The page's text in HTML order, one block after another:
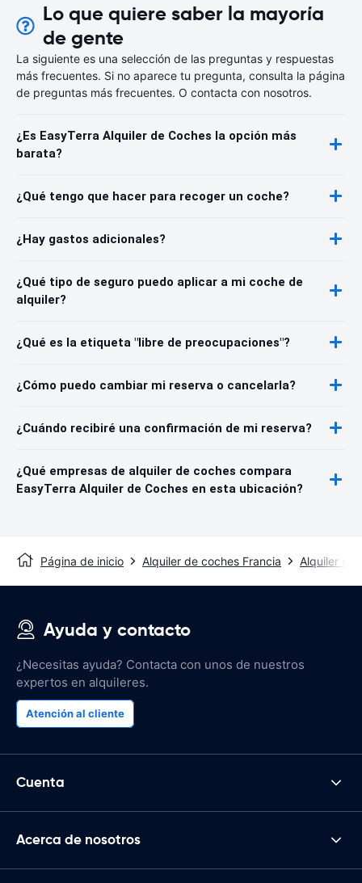
Lo que quiere saber la mayoría
de gente
La siguiente es una selección de las preguntas y respuestas
más frecuentes. Si no aparece tu pregunta, consulta la página
de preguntas más frecuentes. O contacta con nosotros.
¿Es EasyTerra Alquiler de Coches la opción más
barata?
¿Qué tengo que hacer para recoger un coche?
¿Hay gastos adicionales?
¿Qué tipo de seguro puedo aplicar a mi coche de
alquiler?
¿Qué es la etiqueta "libre de preocupaciones"?
¿Cómo puedo cambiar mi reserva o cancelarla?
¿Cuándo recibiré una confirmación de mi reserva?
¿Qué empresas de alquiler de coches compara
EasyTerra Alquiler de Coches en esta ubicación?
Página de inicio Alquiler de coches Francia Alquiler de
Ayuda y contacto
¿Necesitas ayuda? Contacta con unos de nuestros
expertos en alquileres.
Atención al cliente
Cuenta
Acerca de nosotros